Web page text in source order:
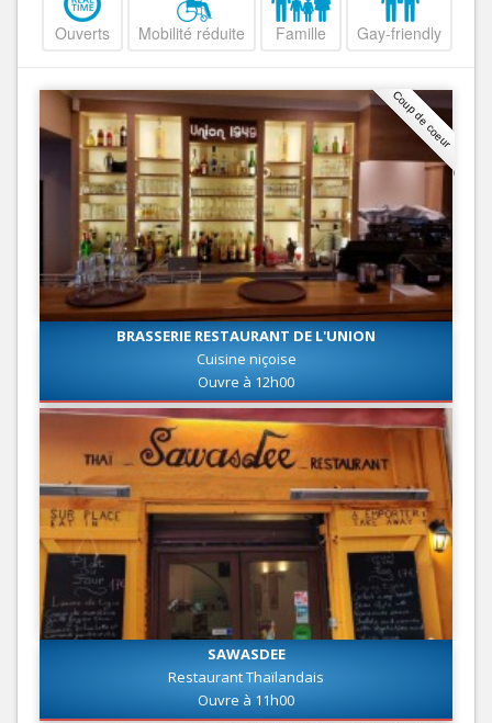
Ouverts Mobilité réduite Famille Gay-friendly
Coup de coeur
BRASSERIE RESTAURANT DE L'UNION
Cuisine niçoise
Ouvre à 12h00
SAWASDEE
Restaurant Thaïlandais
Ouvre à 11h00